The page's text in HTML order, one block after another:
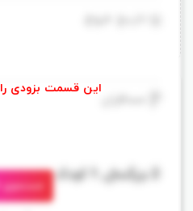
جستجوی
امکانات هتل شامل کافه موسیقی،
کافه و رستوران اصلی با سرویس دهی
Room
--